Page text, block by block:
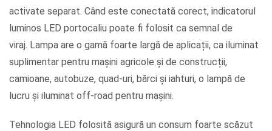
activate separat. Când este conectată corect, indicatorul
luminos LED portocaliu poate fi folosit ca semnal de
viraj. Lampa are o gamă foarte largă de aplicații, ca iluminat
suplimentar pentru mașini agricole și de construcții,
camioane, autobuze, quad-uri, bărci și iahturi, o lampă de
lucru și iluminat off-road pentru mașini.
Tehnologia LED folosită asigură un consum foarte scăzut